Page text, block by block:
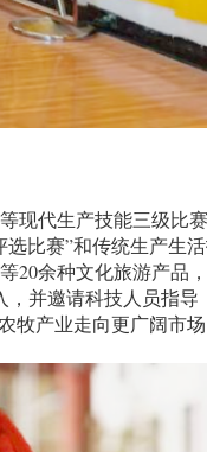
代生产技能三级比
比赛”和传统生产生活
余种文化旅游产品，
并邀请科技人员指导
产业走向更广阔市场